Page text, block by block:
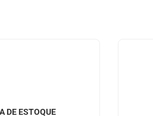
DE ESTOQUE